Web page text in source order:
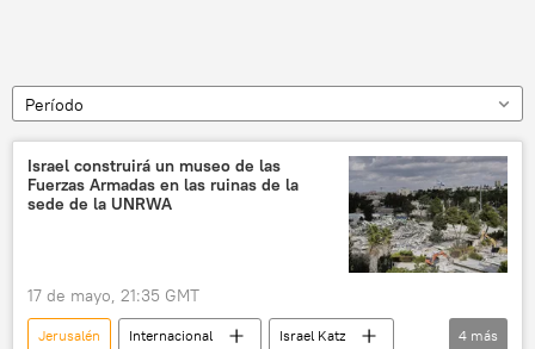
Período
Israel construirá un museo de las
Fuerzas Armadas en las ruinas de la
sede de la UNRWA
17 de mayo, 21:35 GMT
Jerusalén Internacional
Israel Katz
4 más